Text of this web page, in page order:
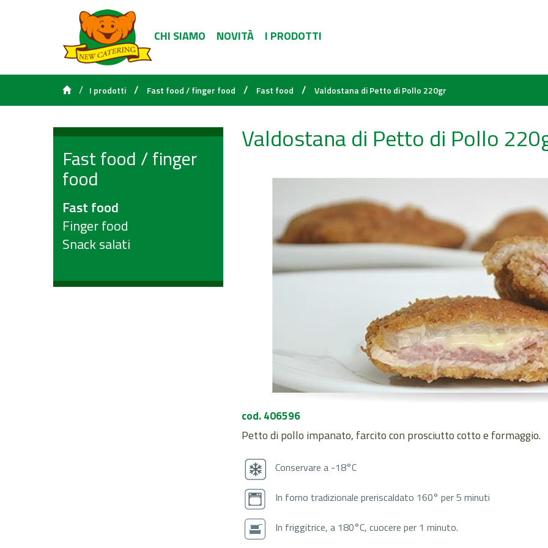
CHI SIAMO NOVITÀ I PRODOTTI
/ I prodotti / Fast food / finger food / Fast food / Valdostana di Petto di Pollo 220gr
Fast food / finger
food
Fast food
Finger food
Snack salati
Valdostana di Petto di Pollo
cod. 406596
Petto di pollo impanato, farcito con prosciutto cotto e formaggio.
Conservare a -18°C
In forno tradizionale preriscaldato 160° per 5 minuti
In friggitrice, a 180°C, cuocere per 1 minuto.